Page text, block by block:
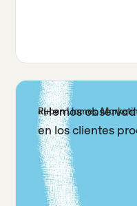
Ruben Llames,
«Hemos
en los clientes